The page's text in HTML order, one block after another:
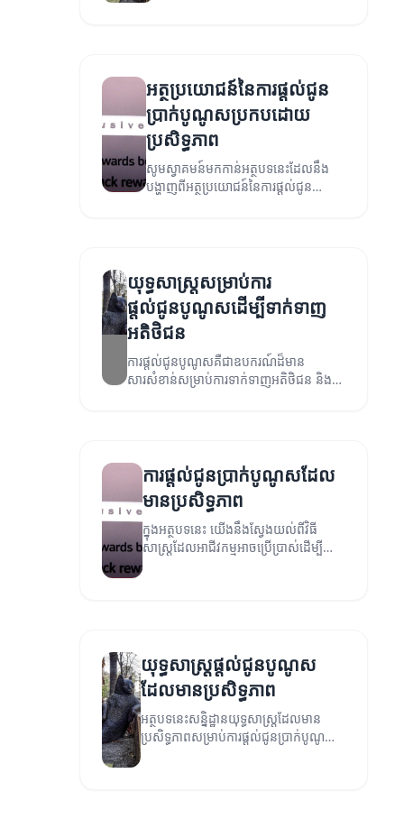
អត្ថប្រយោជន៍នៃការផ្តល់ជូន
ប្រាក់បូណូសប្រកបដោយ
ប្រសិទ្ធភាព
សូមស្វាគមន៍មកកាន់អត្ថបទនេះដែលនឹង
បង្ហាញពីអត្ថប្រយោជន៍នៃការផ្តល់ជូន
យុទ្ធសាស្ត្រសម្រាប់ការ
ផ្តល់ជូនបូណូសដើម្បីទាក់ទាញ
អតិថិជន
ការផ្តល់ជូនបូណូសគឺជាឧបករណ៍ដ៏មាន
សារសំខាន់សម្រាប់ការទាក់ទាញអតិថិជន និង
ការផ្តល់ជូនប្រាក់បូណូសដែល
មានប្រសិទ្ធភាព
ក្នុងអត្ថបទនេះ យើងនឹងស្វែងយល់ពីវិធី
សាស្ត្រដែលអាជីវកម្មអាចប្រើប្រាស់ដើម្បី
បង្កើនការផ្តល់ជូនប្រាក់បូណូសឱ្យមាន
យុទ្ធសាស្ត្រផ្តល់ជូនបូណូស
ដែលមានប្រសិទ្ធភាព
អត្ថបទនេះសន្និដ្ឋានយុទ្ធសាស្ត្រដែលមាន
ប្រសិទ្ធភាពសម្រាប់ការផ្តល់ជូនប្រាក់បូណូស
ដើម្បីបង្កើនការចូលរួម និងជោគជ័យរបស់